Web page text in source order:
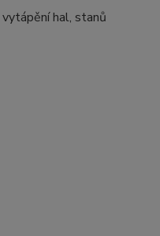
hal, stanů